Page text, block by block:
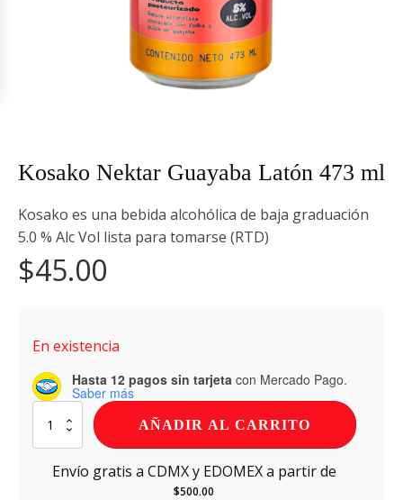
Kosako Nektar Guayaba Latón 473 ml
Kosako es una bebida alcohólica de baja graduación
5.0 % Alc Vol lista para tomarse (RTD)
$45.00
En existencia
Hasta 12 pagos sin tarjeta con Mercado Pago.
Saber más
Kosako
Nektar
Guayaba
Latón
AÑADIR AL CARRITO
Envío gratis a CDMX y EDOMEX a partir de
$500.00